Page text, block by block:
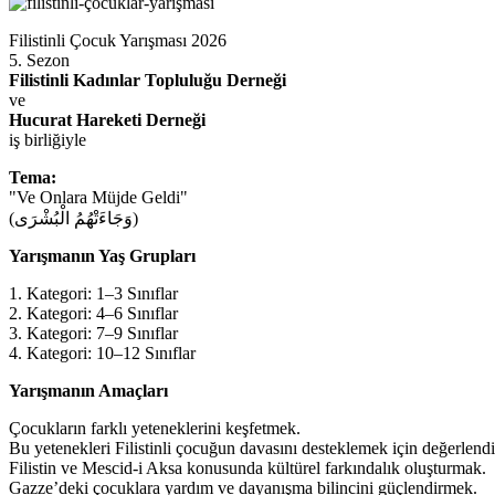
Filistinli Çocuk Yarışması 2026
5. Sezon
Filistinli Kadınlar Topluluğu Derneği
ve
Hucurat Hareketi Derneği
iş birliğiyle
Tema:
"Ve Onlara Müjde Geldi"
(وَجَاءَتْهُمُ الْبُشْرَى)
Yarışmanın Yaş Grupları
1. Kategori: 1–3 Sınıflar
2. Kategori: 4–6 Sınıflar
3. Kategori: 7–9 Sınıflar
4. Kategori: 10–12 Sınıflar
Yarışmanın Amaçları
Çocukların farklı yeteneklerini keşfetmek.
Bu yetenekleri Filistinli çocuğun davasını desteklemek için
Filistin ve Mescid-i Aksa konusunda kültürel farkındalık oluşturmak.
Gazze’deki çocuklara yardım ve dayanışma bilincini güçlendirmek.